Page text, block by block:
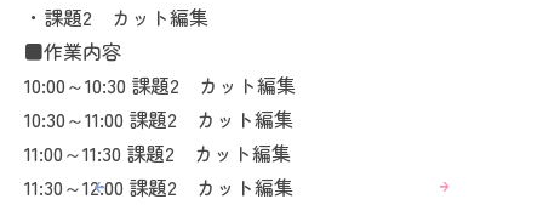
・課題2 カット編集
■作業内容
10:00～10:30 課題2 カット編集
10:30～11:00 課題2 カット編集
11:00～11:30 課題2 カット編集
11:30～12:00 課題2 カット編集